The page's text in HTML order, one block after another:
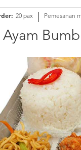
20 pax Pemesanan
Ayam